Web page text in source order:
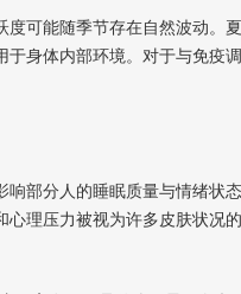
可能随季节存在自然波动。
身体内部环境。对于与免疫
部分人的睡眠质量与情绪状
心理压力被视为许多皮肤状况